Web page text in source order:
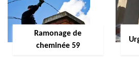
Ramonage de
cheminée 59